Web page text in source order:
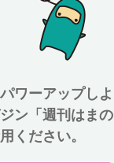
ワーアップし
ン「週刊はま
ください。